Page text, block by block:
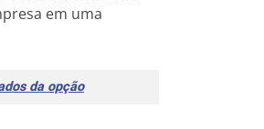
em uma
da opção